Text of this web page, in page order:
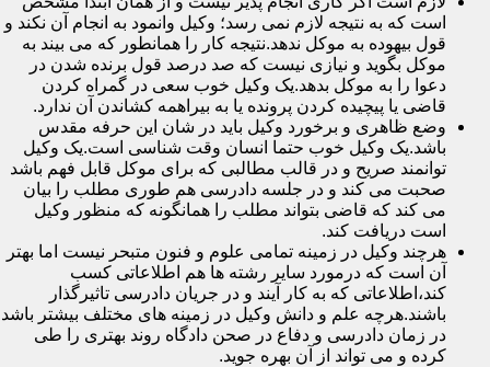
است که به نتیجه لازم نمی رسد؛ وکیل وانمود به انجام آن نکند و
قول بیهوده به موکل ندهد.نتیجه کار را همانطور که می بیند به
موکل بگوید و نیازی نیست که صد درصد قول برنده شدن در
دعوا را به موکل بدهد.یک وکیل خوب سعی در گمراه کردن
قاضی یا پیچیده کردن پرونده یا به بیراهمه کشاندن آن ندارد.
وضع ظاهری و برخورد وکیل باید در شان این حرفه مقدس
باشد.یک وکیل خوب حتما انسان وقت شناسی است.یک وکیل
توانمند صریح و در قالب مطالبی که برای موکل قابل فهم باشد
صحبت می کند و در جلسه دادرسی هم طوری مطلب را بیان
می کند که قاضی بتواند مطلب را همانگونه که منظور وکیل
است دریافت کند.
هرچند وکیل در زمینه تمامی علوم و فنون متبحر نیست اما بهتر
آن است که درمورد سایر رشته ها هم اطلاعاتی کسب
کند،اطلاعاتی که به کار آیند و در جریان دادرسی تاثیرگذار
باشند.هرچه علم و دانش وکیل در زمینه های مختلف بیشتر باشد
در زمان دادرسی و دفاع در صحن دادگاه روند بهتری را طی
کرده و می تواند از آن بهره جوید.